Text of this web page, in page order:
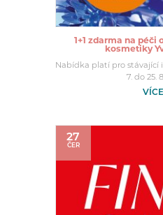
1+1 zdarma na péči
kosmetiky
Nabídka platí pro stávající
7. do 25.
27
ČER